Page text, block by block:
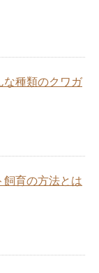
な種類のクワガ
飼育の方法とは